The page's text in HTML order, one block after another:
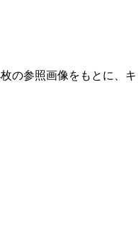
の参照画像をもとに